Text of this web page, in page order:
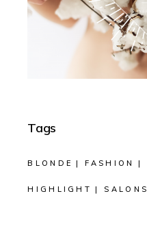
Tags
BLONDE FASHION
HIGHLIGHT SALONS